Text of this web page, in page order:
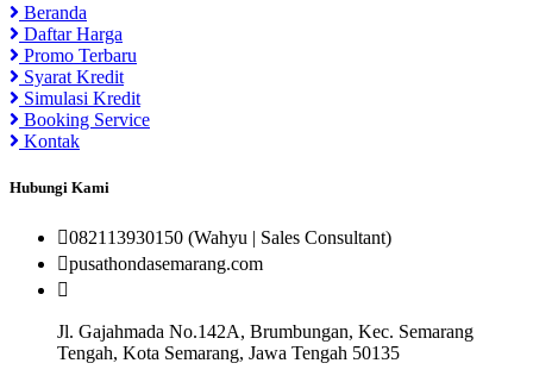
Beranda
Daftar Harga
Promo Terbaru
Syarat Kredit
Simulasi Kredit
Booking Service
Kontak
Hubungi Kami
082113930150 (Wahyu | Sales Consultant)
pusathondasemarang.com
Jl. Gajahmada No.142A, Brumbungan, Kec. Semarang
Tengah, Kota Semarang, Jawa Tengah 50135